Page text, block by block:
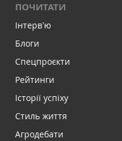
ПОЧИТАТИ
Інтервʼю
Блоги
Спецпроєкти
Рейтинги
Історії успіху
Стиль життя
Агродебати